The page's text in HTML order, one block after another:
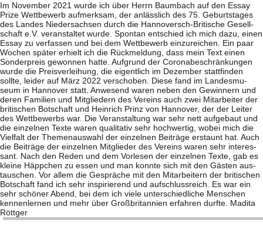
Im Novem­ber 2021 wurde ich über Herrn Baum­bach auf den Essay
Prize Wett­be­werb auf­merk­sam, der anläss­lich des 75. Geburts­ta­ges
des Lan­des Nie­der­sach­sen durch die Han­­no­­versch-Bri­­ti­­sche Gesell­
schaft e.V. ver­an­stal­tet wurde. Spon­tan ent­schied ich mich dazu, einen
Essay zu ver­fas­sen und bei dem Wett­be­werb ein­zu­rei­chen. Ein paar
Wochen spä­ter erhielt ich die Rück­mel­dung, dass mein Text einen
Son­der­preis gewon­nen hatte. Auf­grund der Coro­nabe­schrän­kun­gen
wurde die Preis­ver­lei­hung, die eigent­lich im Dezem­ber statt­fin­den
sollte, lei­der auf März 2022 ver­scho­ben. Diese fand im Lan­des­mu­
seum in Han­no­ver statt. Anwe­send waren neben den Gewin­nern und
deren Fami­lien und Mit­glie­dern des Ver­eins auch zwei Mit­ar­bei­ter der
bri­ti­schen Bot­schaft und Hein­rich Prinz von Han­no­ver, der der Lei­ter
des Wett­be­werbs war. Die Ver­an­stal­tung war sehr nett auf­ge­baut und
die ein­zel­nen Texte waren qua­li­ta­tiv sehr hoch­wer­tig, wobei mich die
Viel­falt der The­men­aus­wahl der ein­zel­nen Bei­träge erstaunt hat. Auch
die Bei­träge der ein­zel­nen Mit­glie­der des Ver­eins waren sehr inter­es­
sant. Nach den Reden und dem Vor­le­sen der ein­zel­nen Texte, gab es
kleine Häpp­chen zu essen und man konnte sich mit den Gäs­ten aus­
tau­schen. Vor allem die Gesprä­che mit den Mit­ar­bei­tern der bri­ti­schen
Bot­schaft fand ich sehr inspi­rie­rend und auf­schluss­reich. Es war ein
sehr schö­ner Abend, bei dem ich viele unter­schied­li­che Men­schen
ken­nen­ler­nen und mehr über Groß­bri­tan­nien erfah­ren durfte. Madita
Rött­ger